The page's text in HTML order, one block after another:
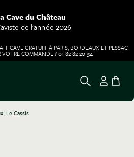
Cave du Château
de l'année 2026
CAVE GRATUIT À PARIS, BORDEAUX ET PESSAC
COMMANDE ? 01 82 82 20 34
Le Cassis